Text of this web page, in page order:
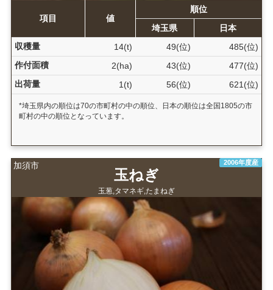
項目 値
順位
埼玉県
日本
収穫量
14(t) 49(位)
485(位)
作付面積
2(ha) 43(位)
477(位)
出荷量
1(t) 56(位) 621(位)
*埼玉県内の順位は70の市町村の中の順位、日本の順位は全国1805の市
町村の中の順位となっています。
加須市 2006年度産
玉ねぎ
玉葱,タマネギ,たまねぎ